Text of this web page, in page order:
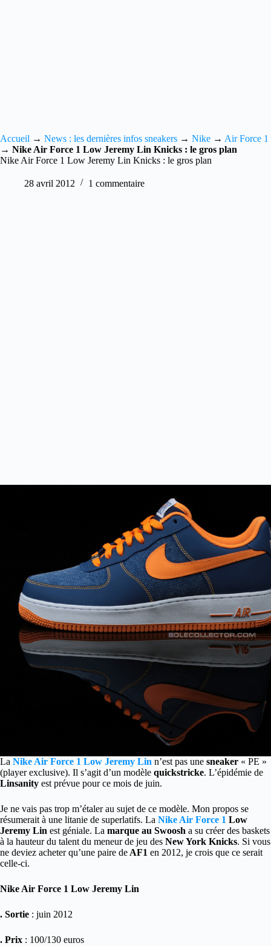
Accueil → News : les dernières infos sneakers → Nike → Air Force 1
→ Nike Air Force 1 Low Jeremy Lin Knicks : le gros plan
Nike Air Force 1 Low Jeremy Lin Knicks : le gros plan
28 avril 2012 1 commentaire
La Nike Air Force 1 Low Jeremy Lin n’est pas une sneaker « PE »
(player exclusive). Il s’agit d’un modèle quickstricke. L’épidémie de
Linsanity est prévue pour ce mois de juin.
Je ne vais pas trop m’étaler au sujet de ce modèle. Mon propos se
résumerait à une litanie de superlatifs. La Nike Air Force 1 Low
Jeremy Lin est géniale. La marque au Swoosh a su créer des baskets
à la hauteur du talent du meneur de jeu des New York Knicks. Si vous
ne deviez acheter qu’une paire de AF1 en 2012, je crois que ce serait
celle-ci.
Nike Air Force 1 Low Jeremy Lin
. Sortie : juin 2012
. Prix : 100/130 euros